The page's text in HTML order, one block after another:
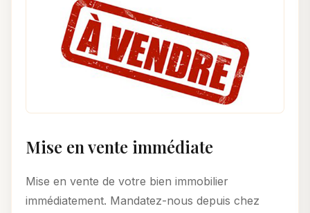
Mise en vente immédiate
Mise en vente de votre bien immobilier
immédiatement. Mandatez-nous depuis chez